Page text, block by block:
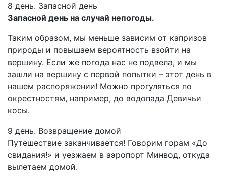
8 день. Запасной день
Запасной день на случай непогоды.
Таким образом, мы меньше зависим от капризов
природы и повышаем вероятность взойти на
вершину. Если же погода нас не подвела, и мы
зашли на вершину с первой попытки – этот день в
нашем распоряжении! Можно прогуляться по
окрестностям, например, до водопада Девичьи
косы.
9 день. Возвращение домой
Путешествие заканчивается! Говорим горам «До
свидания!» и уезжаем в аэропорт Минвод, откуда
вылетаем домой.